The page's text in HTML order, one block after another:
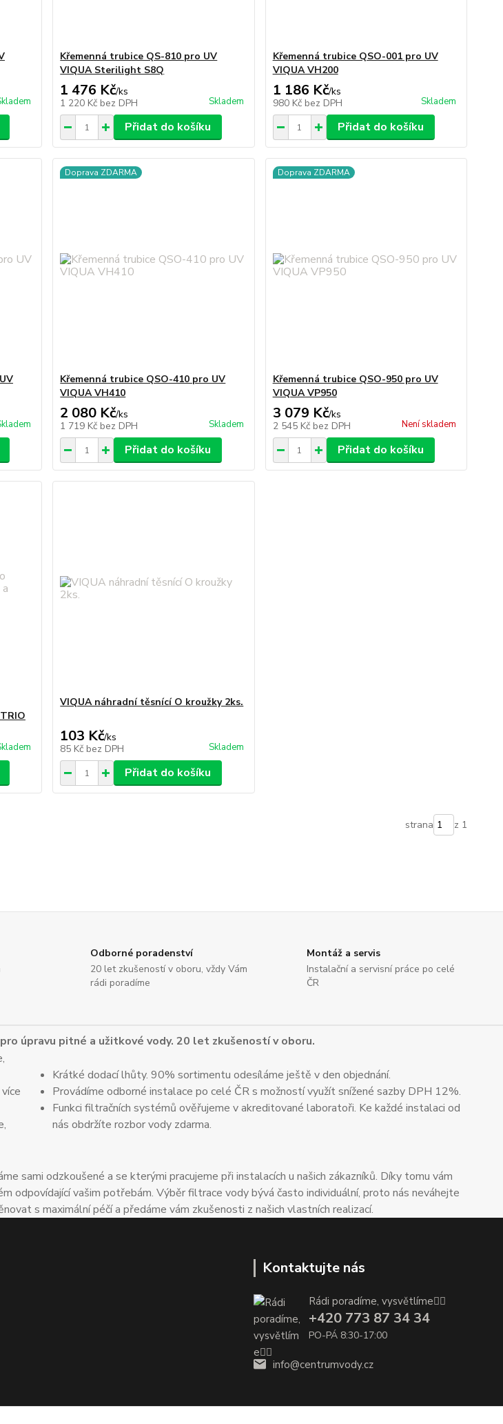
Křemenná trubice QS-810 pro UV
VIQUA Sterilight S8Q
1 476 Kč/ks
1 220 Kč bez DPH Skladem
Přidat do košíku
Křemenná trubice QSO-001 pro UV
VIQUA VH200
1 186 Kč/ks
980 Kč bez DPH Skladem
Přidat do košíku
Doprava ZDARMA
Křemenná trubice QSO-410 pro UV
VIQUA VH410
2 080 Kč/ks
1 719 Kč bez DPH Skladem
Přidat do košíku
Doprava ZDARMA
Křemenná trubice QSO-950 pro UV
VIQUA VP950
3 079 Kč/ks
2 545 Kč bez DPH Není skladem
Přidat do košíku
VIQUA náhradní těsnící O kroužky 2ks.
103 Kč/ks
85 Kč bez DPH Skladem
Přidat do košíku
strana z 1
Odborné poradenství
20 let zkušeností v oboru, vždy Vám
rádi poradíme
Montáž a servis
Instalační a servisní práce po celé
ČR
úpravu pitné a užitkové vody. 20 let zkušeností v oboru.
Krátké dodací lhůty. 90% sortimentu odesíláme ještě v den objednání.
Provádíme odborné instalace po celé ČR s možností využít snížené sazby DPH 12%.
Funkci filtračních systémů ověřujeme v akreditované laboratoři. Ke každé instalaci od
nás obdržíte rozbor vody zdarma.
sami odzkoušené a se kterými pracujeme při instalacích u našich zákazníků. Díky tomu vám
vašim potřebám. Výběr filtrace vody bývá často individuální, proto nás neváhejte
s maximální péčí a předáme vám zkušenosti z našich vlastních realizací.
Kontaktujte nás
Rádi poradíme, vysvětlíme👌🏼
+420 773 87 34 34
PO-PÁ 8:30-17:00
info@centrumvody.cz